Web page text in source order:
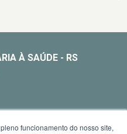
À SAÚDE - RS
funcionamento do nosso site,